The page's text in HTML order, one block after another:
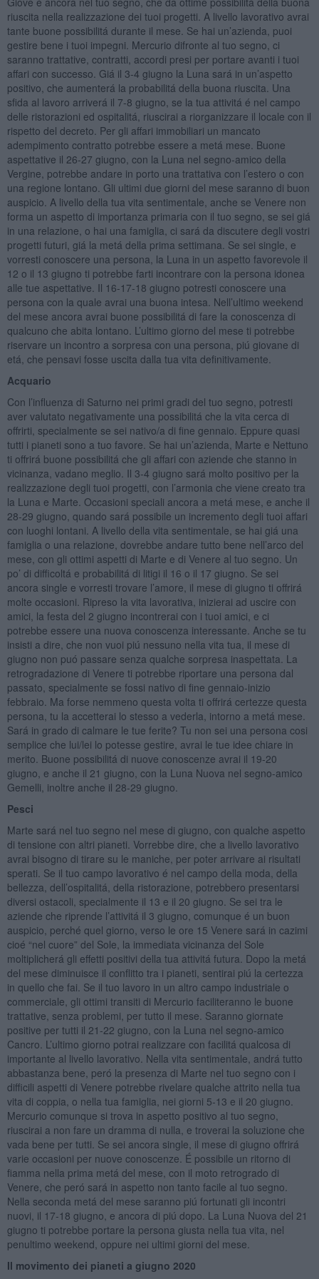
riuscita nella realizzazione dei tuoi progetti. A livello lavorativo avrai
tante buone possibilitá durante il mese. Se hai un’azienda, puoi
gestire bene i tuoi impegni. Mercurio difronte al tuo segno, ci
saranno trattative, contratti, accordi presi per portare avanti i tuoi
affari con successo. Giá il 3-4 giugno la Luna sará in un’aspetto
positivo, che aumenterá la probabilitá della buona riuscita. Una
sfida al lavoro arriverá il 7-8 giugno, se la tua attivitá é nel campo
delle ristorazioni ed ospitalitá, riuscirai a riorganizzare il locale con il
rispetto del decreto. Per gli affari immobiliari un mancato
adempimento contratto potrebbe essere a metá mese. Buone
aspettative il 26-27 giugno, con la Luna nel segno-amico della
Vergine, potrebbe andare in porto una trattativa con l’estero o con
una regione lontano. Gli ultimi due giorni del mese saranno di buon
auspicio. A livello della tua vita sentimentale, anche se Venere non
forma un aspetto di importanza primaria con il tuo segno, se sei giá
in una relazione, o hai una famiglia, ci sará da discutere degli vostri
progetti futuri, giá la metá della prima settimana. Se sei single, e
vorresti conoscere una persona, la Luna in un aspetto favorevole il
12 o il 13 giugno ti potrebbe farti incontrare con la persona idonea
alle tue aspettative. Il 16-17-18 giugno potresti conoscere una
persona con la quale avrai una buona intesa. Nell’ultimo weekend
del mese ancora avrai buone possibilitá di fare la conoscenza di
qualcuno che abita lontano. L’ultimo giorno del mese ti potrebbe
riservare un incontro a sorpresa con una persona, piú giovane di
etá, che pensavi fosse uscita dalla tua vita definitivamente.
Acquario
Con l’influenza di Saturno nei primi gradi del tuo segno, potresti
aver valutato negativamente una possibilitá che la vita cerca di
offrirti, specialmente se sei nativo/a di fine gennaio. Eppure quasi
tutti i pianeti sono a tuo favore. Se hai un’azienda, Marte e Nettuno
ti offrirá buone possibilitá che gli affari con aziende che stanno in
vicinanza, vadano meglio. Il 3-4 giugno sará molto positivo per la
realizzazione degli tuoi progetti, con l’armonia che viene creato tra
la Luna e Marte. Occasioni speciali ancora a metá mese, e anche il
28-29 giugno, quando sará possibile un incremento degli tuoi affari
con luoghi lontani. A livello della vita sentimentale, se hai giá una
famiglia o una relazione, dovrebbe andare tutto bene nell’arco del
mese, con gli ottimi aspetti di Marte e di Venere al tuo segno. Un
po’ di difficoltá e probabilitá di litigi il 16 o il 17 giugno. Se sei
ancora single e vorresti trovare l’amore, il mese di giugno ti offrirá
molte occasioni. Ripreso la vita lavorativa, inizierai ad uscire con
amici, la festa del 2 giugno incontrerai con i tuoi amici, e ci
potrebbe essere una nuova conoscenza interessante. Anche se tu
insisti a dire, che non vuoi piú nessuno nella vita tua, il mese di
giugno non puó passare senza qualche sorpresa inaspettata. La
retrogradazione di Venere ti potrebbe riportare una persona dal
passato, specialmente se fossi nativo di fine gennaio-inizio
febbraio. Ma forse nemmeno questa volta ti offrirá certezze questa
persona, tu la accetterai lo stesso a vederla, intorno a metá mese.
Sará in grado di calmare le tue ferite? Tu non sei una persona cosi
semplice che lui/lei lo potesse gestire, avrai le tue idee chiare in
merito. Buone possibilitá di nuove conoscenze avrai il 19-20
giugno, e anche il 21 giugno, con la Luna Nuova nel segno-amico
Gemelli, inoltre anche il 28-29 giugno.
Pesci
Marte sará nel tuo segno nel mese di giugno, con qualche aspetto
di tensione con altri pianeti. Vorrebbe dire, che a livello lavorativo
avrai bisogno di tirare su le maniche, per poter arrivare ai risultati
sperati. Se il tuo campo lavorativo é nel campo della moda, della
bellezza, dell’ospitalitá, della ristorazione, potrebbero presentarsi
diversi ostacoli, specialmente il 13 e il 20 giugno. Se sei tra le
aziende che riprende l’attivitá il 3 giugno, comunque é un buon
auspicio, perché quel giorno, verso le ore 15 Venere sará in cazimi
cioé “nel cuore” del Sole, la immediata vicinanza del Sole
moltiplicherá gli effetti positivi della tua attivitá futura. Dopo la metá
del mese diminuisce il conflitto tra i pianeti, sentirai piú la certezza
in quello che fai. Se il tuo lavoro in un altro campo industriale o
commerciale, gli ottimi transiti di Mercurio faciliteranno le buone
trattative, senza problemi, per tutto il mese. Saranno giornate
positive per tutti il 21-22 giugno, con la Luna nel segno-amico
Cancro. L’ultimo giorno potrai realizzare con facilitá qualcosa di
importante al livello lavorativo. Nella vita sentimentale, andrá tutto
abbastanza bene, peró la presenza di Marte nel tuo segno con i
difficili aspetti di Venere potrebbe rivelare qualche attrito nella tua
vita di coppia, o nella tua famiglia, nei giorni 5-13 e il 20 giugno.
Mercurio comunque si trova in aspetto positivo al tuo segno,
riuscirai a non fare un dramma di nulla, e troverai la soluzione che
vada bene per tutti. Se sei ancora single, il mese di giugno offrirá
varie occasioni per nuove conoscenze. É possibile un ritorno di
fiamma nella prima metá del mese, con il moto retrogrado di
Venere, che peró sará in aspetto non tanto facile al tuo segno.
Nella seconda metá del mese saranno piú fortunati gli incontri
nuovi, il 17-18 giugno, e ancora di piú dopo. La Luna Nuova del 21
giugno ti potrebbe portare la persona giusta nella tua vita, nel
penultimo weekend, oppure nei ultimi giorni del mese.
Il movimento dei pianeti a giugno 2020